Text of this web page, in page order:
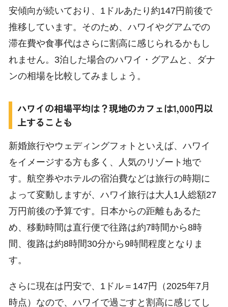
安傾向が続いており、1ドルあたり約147円前後で
推移しています。そのため、ハワイやグアムでの
滞在費や食事代はさらに割高に感じられるかもし
れません。3泊した場合のハワイ・グアムと、ダナ
ンの相場を比較してみましょう。
ハワイの相場平均は？現地のカフェは1,000円以
上することも
新婚旅行やウェディングフォトといえば、ハワイ
をイメージする方も多く、人気のリゾート地で
す。航空券やホテルの宿泊費などは旅行の時期に
よって変動しますが、ハワイ旅行は大人1人総額27
万円前後の予算です。日本からの距離もあるた
め、移動時間は直行便で往路は約7時間から8時
間、復路は約8時間30分から9時間程度となりま
す。
さらに現在は円安で、1ドル＝147円（2025年7月
時点）なので、ハワイで過ごすと割高に感じてし